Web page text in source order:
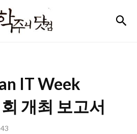
주
컴
IT Week
개최 보고서